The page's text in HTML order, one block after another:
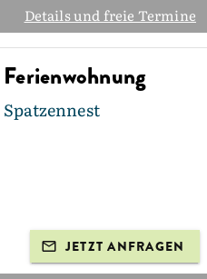
Details und freie Termine
Ferienwohnung
Spatzennest
JETZT ANFRAGEN